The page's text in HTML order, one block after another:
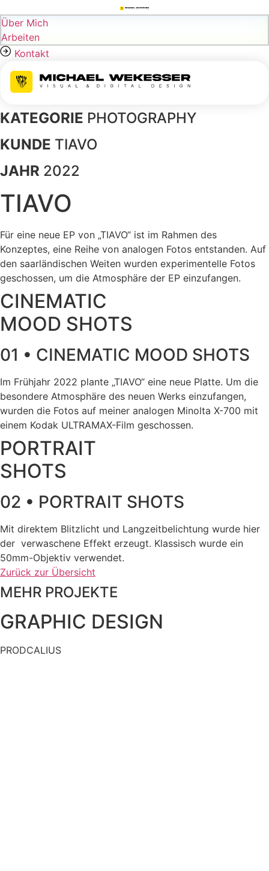
Inhalt
springen
Über Mich
Arbeiten
Kontakt
KATEGORIE PHOTOGRAPHY
KUNDE TIAVO
JAHR 2022
TIAVO
Für eine neue EP von „TIAVO“ ist im Rahmen des
Konzeptes, eine Reihe von analogen Fotos entstanden. Auf
den saarländischen Weiten wurden experimentelle Fotos
geschossen, um die Atmosphäre der EP einzufangen.
CINEMATIC
MOOD SHOTS
01 • CINEMATIC MOOD SHOTS
Im Frühjahr 2022 plante „TIAVO“ eine neue Platte. Um die
besondere Atmosphäre des neuen Werks einzufangen,
wurden die Fotos auf meiner analogen Minolta X-700 mit
einem Kodak ULTRAMAX-Film geschossen.
PORTRAIT
SHOTS
02 • PORTRAIT SHOTS
Mit direktem Blitzlicht und Langzeitbelichtung wurde hier
der verwaschene Effekt erzeugt. Klassisch wurde ein
50mm-Objektiv verwendet.
Zurück zur Übersicht
MEHR PROJEKTE
GRAPHIC DESIGN
PRODCALIUS